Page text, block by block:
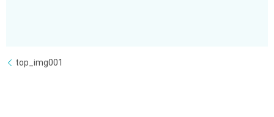
top_img001